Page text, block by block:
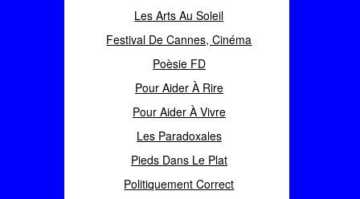
Les Arts Au Soleil
Festival De Cannes, Cinéma
Poèsie FD
Pour Aider À Rire
Pour Aider À Vivre
Les Paradoxales
Pieds Dans Le Plat
Politiquement Correct